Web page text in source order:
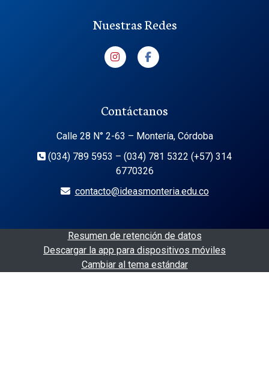
Nuestras Redes
Contáctanos
Calle 28 N° 2-63 – Montería, Córdoba
(034) 789 5953 – (034) 781 5322 (+57) 314
6770326
contacto@ideasmonteria.edu.co
Resumen de retención de datos
Descargar la app para dispositivos móviles
Cambiar al tema estándar